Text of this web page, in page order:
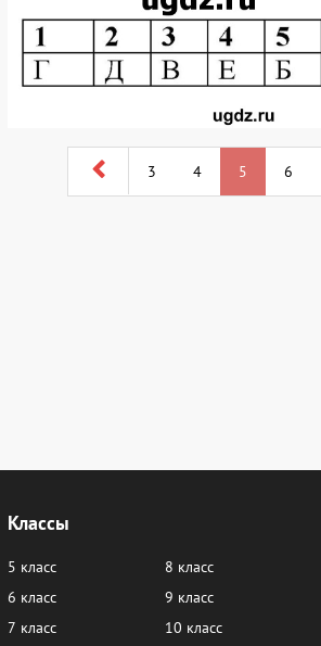
3 4 5 6
Классы
5 класс
6 класс
7 класс
8 класс
9 класс
10 класс